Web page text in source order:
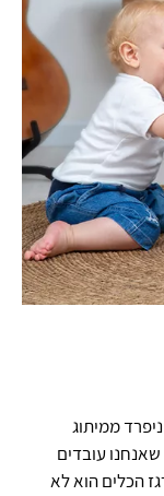
ממיתוג
הבינו לפני שנים (8 שנים שאנחנו עובדים
הכלים הוא לא